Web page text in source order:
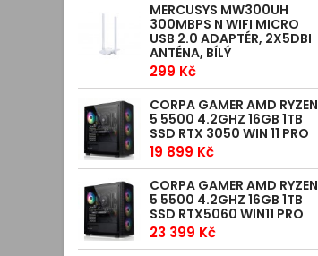
MERCUSYS MW300UH
300MBPS N WIFI MICRO
USB 2.0 ADAPTÉR, 2X5DBI
ANTÉNA, BÍLÝ
299 Kč
CORPA GAMER AMD RYZEN
5 5500 4.2GHZ 16GB 1TB
SSD RTX 3050 WIN 11 PRO
19 899 Kč
CORPA GAMER AMD RYZEN
5 5500 4.2GHZ 16GB 1TB
SSD RTX5060 WIN11 PRO
23 399 Kč